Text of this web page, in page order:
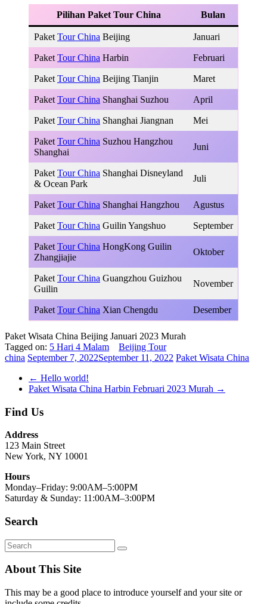
Pilihan Paket Tour China Bulan
Paket Tour China Beijing Januari
Paket Tour China Harbin Februari
Paket Tour China Beijing Tianjin Maret
Paket Tour China Shanghai Suzhou April
Paket Tour China Shanghai Jiangnan Mei
Paket Tour China Suzhou Hangzhou
Shanghai
Juni
Paket Tour China Shanghai Disneyland
& Ocean Park
Juli
Paket Tour China Shanghai Hangzhou Agustus
Paket Tour China Guilin Yangshuo September
Paket Tour China HongKong Guilin
Zhangjiajie
Oktober
Paket Tour China Guangzhou Guizhou
Guilin
November
Paket Tour China Xian Chengdu Desember
Paket Wisata China Beijing Januari 2023 Murah
Tagged on: 5 Hari 4 Malam
Beijing Tour
china September 7, 2022September 11, 2022 Paket Wisata China
← Hello world!
Paket Wisata China Harbin Februari 2023 Murah →
Find Us
Address
123 Main Street
New York, NY 10001
Hours
Monday–Friday: 9:00AM–5:00PM
Saturday & Sunday: 11:00AM–3:00PM
Search
About This Site
This may be a good place to introduce yourself and your site or